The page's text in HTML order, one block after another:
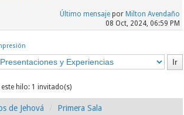
Último mensajepor Milton Avendaño
08 Oct, 2024, 06:59 PM
hilo: 1 invitado(s)
de Jehová
Primera Sala